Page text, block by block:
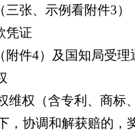
张、示例看附件3）
凭证
件4）及国知局受理
维权（含专利、商
，协调和解获赔的